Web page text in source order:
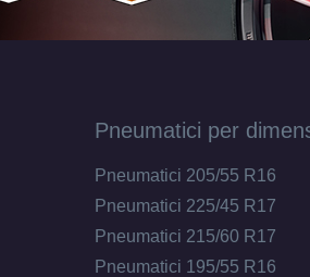
Pneumatici per
Pneumatici 205/55 R16
Pneumatici 225/45 R17
Pneumatici 215/60 R17
Pneumatici 195/55 R16